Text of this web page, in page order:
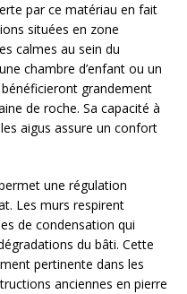
par ce matériau en fait
situées en zone
calmes au sein du
chambre d’enfant ou un
grandement
de roche. Sa capacité à
aigus assure un confort
une régulation
Les murs respirent
de condensation qui
du bâti. Cette
pertinente dans les
anciennes en pierre